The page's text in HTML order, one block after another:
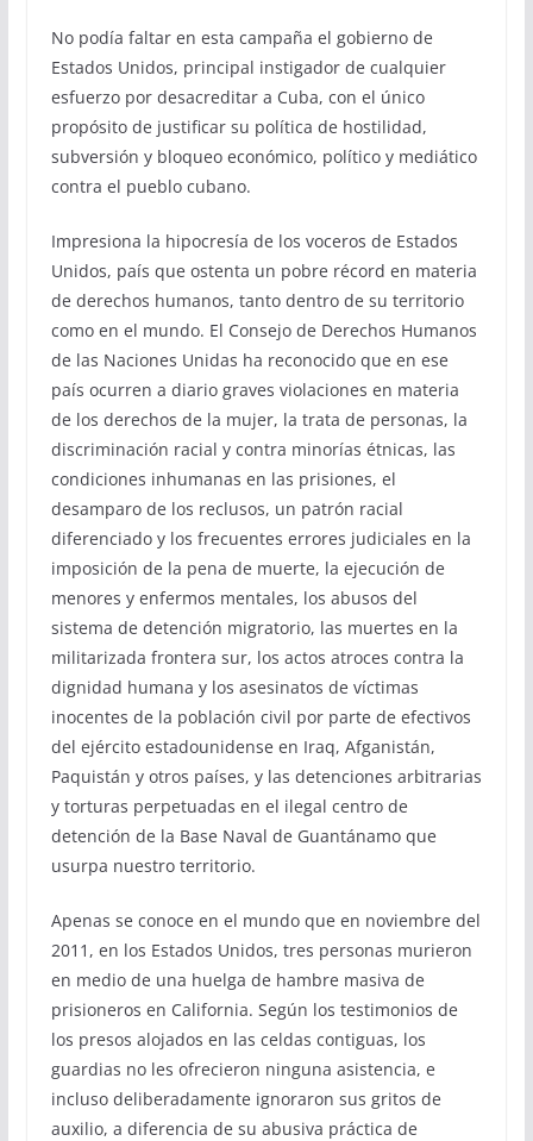
No podía faltar en esta campaña el gobierno de
Estados Unidos, principal instigador de cualquier
esfuerzo por desacreditar a Cuba, con el único
propósito de justificar su política de hostilidad,
subversión y bloqueo económico, político y mediático
contra el pueblo cubano.
Impresiona la hipocresía de los voceros de Estados
Unidos, país que ostenta un pobre récord en materia
de derechos humanos, tanto dentro de su territorio
como en el mundo. El Consejo de Derechos Humanos
de las Naciones Unidas ha reconocido que en ese
país ocurren a diario graves violaciones en materia
de los derechos de la mujer, la trata de personas, la
discriminación racial y contra minorías étnicas, las
condiciones inhumanas en las prisiones, el
desamparo de los reclusos, un patrón racial
diferenciado y los frecuentes errores judiciales en la
imposición de la pena de muerte, la ejecución de
menores y enfermos mentales, los abusos del
sistema de detención migratorio, las muertes en la
militarizada frontera sur, los actos atroces contra la
dignidad humana y los asesinatos de víctimas
inocentes de la población civil por parte de efectivos
del ejército estadounidense en Iraq, Afganistán,
Paquistán y otros países, y las detenciones arbitrarias
y torturas perpetuadas en el ilegal centro de
detención de la Base Naval de Guantánamo que
usurpa nuestro territorio.
Apenas se conoce en el mundo que en noviembre del
2011, en los Estados Unidos, tres personas murieron
en medio de una huelga de hambre masiva de
prisioneros en California. Según los testimonios de
los presos alojados en las celdas contiguas, los
guardias no les ofrecieron ninguna asistencia, e
incluso deliberadamente ignoraron sus gritos de
auxilio, a diferencia de su abusiva práctica de